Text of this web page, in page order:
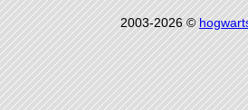
2003-2026 ©